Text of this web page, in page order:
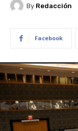
By Redacción
Facebook